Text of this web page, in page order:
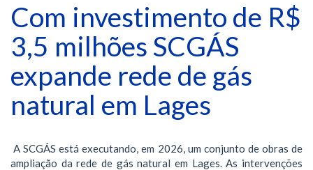
Com investimento de R$
3,5 milhões SCGÁS
expande rede de gás
natural em Lages
A SCGÁS está executando, em 2026, um conjunto de obras de
ampliação da rede de gás natural em Lages. As intervenções